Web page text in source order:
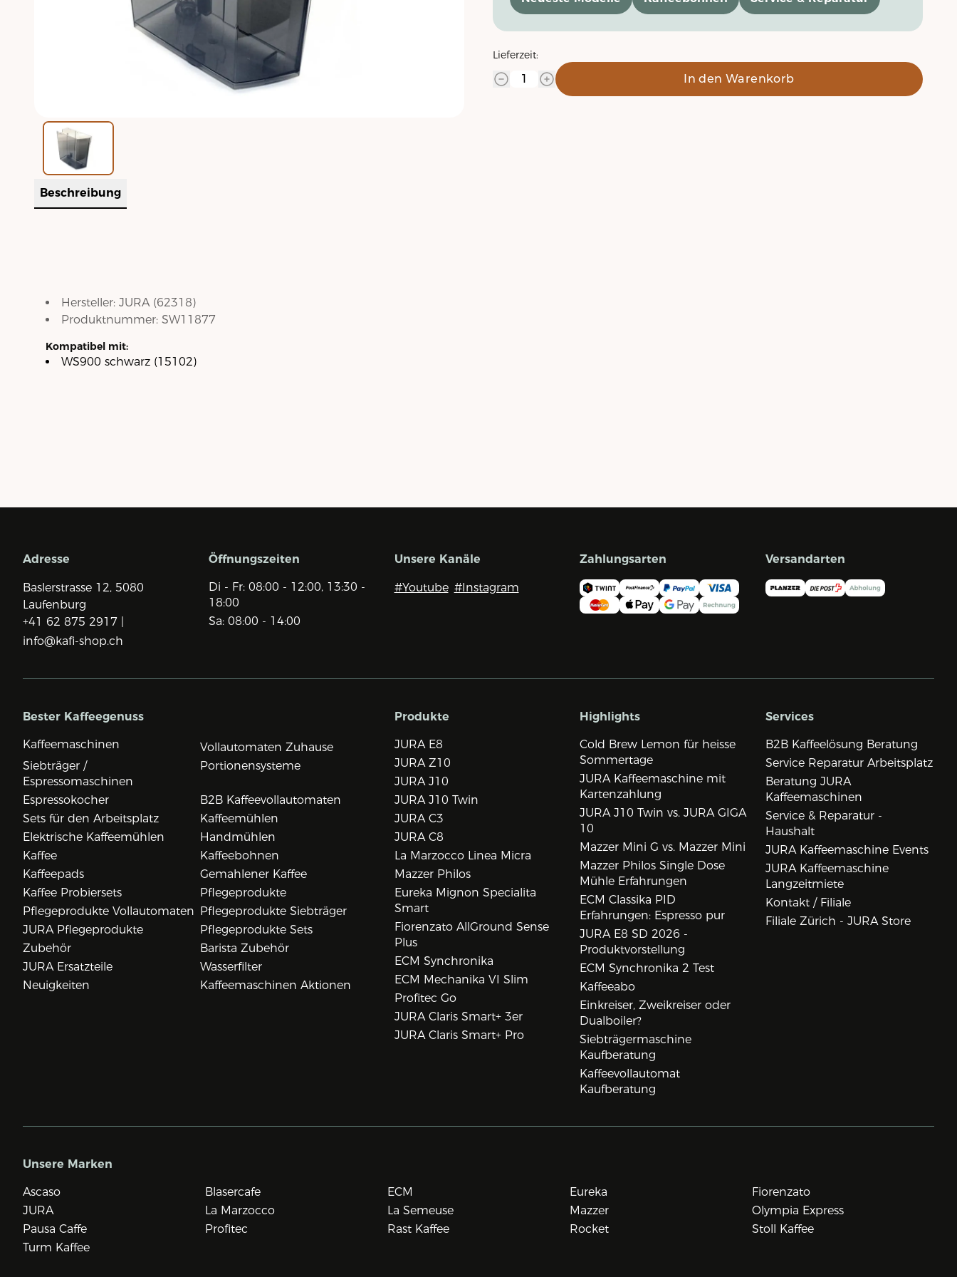
Lieferzeit:
In den Warenkorb
Beschreibung
Hersteller: JURA(62318)
Produktnummer: SW11877
Kompatibel mit:
WS900 schwarz (15102)
Adresse
Baslerstrasse 12, 5080
Laufenburg
+41 62 875 2917 |
info@kafi-shop.ch
Öffnungszeiten
Di - Fr: 08:00 - 12:00, 13:30 -
18:00
Sa: 08:00 - 14:00
Unsere Kanäle
#Youtube #Instagram
Zahlungsarten Versandarten
Bester Kaffeegenuss
Kaffeemaschinen
Vollautomaten Zuhause
Siebträger /
Espressomaschinen
Portionensysteme
Espressokocher
B2B Kaffeevollautomaten
Sets für den Arbeitsplatz
Kaffeemühlen
Elektrische Kaffeemühlen
Handmühlen
Kaffee
Kaffeebohnen
Kaffeepads
Gemahlener Kaffee
Kaffee Probiersets
Pflegeprodukte
Pflegeprodukte Vollautomaten Pflegeprodukte Siebträger
JURA Pflegeprodukte
Pflegeprodukte Sets
Zubehör
Barista Zubehör
JURA Ersatzteile
Wasserfilter
Neuigkeiten
Kaffeemaschinen Aktionen
Produkte
JURA E8
JURA Z10
JURA J10
JURA J10 Twin
JURA C3
JURA C8
La Marzocco Linea Micra
Mazzer Philos
Eureka Mignon Specialita
Smart
Fiorenzato AllGround Sense
Plus
ECM Synchronika
ECM Mechanika VI Slim
Profitec Go
JURA Claris Smart+ 3er
JURA Claris Smart+ Pro
Highlights
Cold Brew Lemon für heisse
Sommertage
JURA Kaffeemaschine mit
Kartenzahlung
JURA J10 Twin vs. JURA GIGA
10
Mazzer Mini G vs. Mazzer Mini
Mazzer Philos Single Dose
Mühle Erfahrungen
ECM Classika PID
Erfahrungen: Espresso pur
JURA E8 SD 2026 -
Produktvorstellung
ECM Synchronika 2 Test
Kaffeeabo
Einkreiser, Zweikreiser oder
Dualboiler?
Siebträgermaschine
Kaufberatung
Kaffeevollautomat
Kaufberatung
Services
B2B Kaffeelösung Beratung
Service Reparatur Arbeitsplatz
Beratung JURA
Kaffeemaschinen
Service & Reparatur -
Haushalt
JURA Kaffeemaschine Events
JURA Kaffeemaschine
Langzeitmiete
Kontakt / Filiale
Filiale Zürich - JURA Store
Unsere Marken
Ascaso Blasercafe ECM Eureka
Fiorenzato
JURA
La Marzocco La Semeuse Mazzer
Olympia Express
Pausa Caffe
Profitec Rast Kaffee Rocket
Stoll Kaffee
Turm Kaffee